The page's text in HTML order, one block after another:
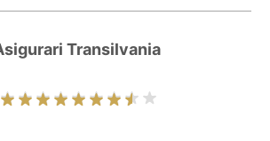
Transilvania